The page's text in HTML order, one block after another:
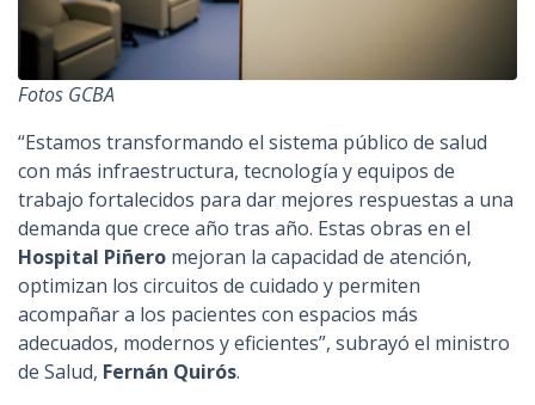
Fotos GCBA
“Estamos transformando el sistema público de salud
con más infraestructura, tecnología y equipos de
trabajo fortalecidos para dar mejores respuestas a una
demanda que crece año tras año. Estas obras en el
Hospital Piñero mejoran la capacidad de atención,
optimizan los circuitos de cuidado y permiten
acompañar a los pacientes con espacios más
adecuados, modernos y eficientes”, subrayó el ministro
de Salud, Fernán Quirós.